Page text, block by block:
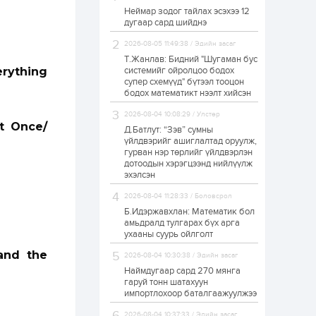
Once/
the
Н.Номтойбаяр:
Аймгуудад
тулгамдаж буй
асуудлуудыг долоо
хоног бүр Засгийн
газрын...
1 өдөр 0
УИХ-ын дарга
С.Бямбацогт төрийг
төлөөлөн Сутай
хайрхны тэнгэрийг
тахих төрийн
тахилгад оролцлоо
1 өдөр 2 0
“Хотын дарга сонсож
дугаарыг
наймдугаар сарын
1 өдөр 0
“Чингис хаан” олон
руу нийтийн тээврийн
автобус 24 цагаар
үйлчилж байна
1 өдөр 1 0
Неймар зодог тайлах эсэхээ 12
дугаар сард шийднэ
2026-08-05 11:49:38 / Эдийн засаг
Т.Жанлав: Бидний "Шугаман бус
системийг ойролцоо бодох
супер схемүүд" бүтээл тооцон
бодох математикт нээлт хийсэн
2026-08-04 10:08:29 / Улстөр
Д.Батлут: “Зэв” сумны
үйлдвэрийг ашиглалтад оруулж,
гурван нэр төрлийг үйлдвэрлэн
дотоодын хэрэгцээнд нийлүүлж
эхэлсэн
2026-08-04 11:28:33 / Боловсрол
Б.Идэржавхлан: Математик бол
амьдралд тулгарах бүх арга
ухааны суурь ойлголт
2026-08-04 10:30:38 / Эдийн засаг
Наймдугаар сард 270 мянга
гаруй тонн шатахуун
импортлохоор баталгаажуулжээ